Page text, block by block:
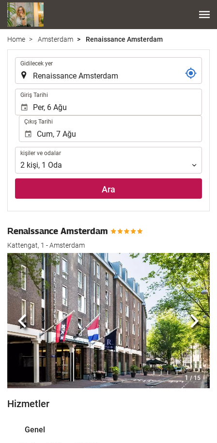
Home Amsterdam Renaissance Amsterdam
Gidilecek yer
Giriş Tarihi
Çıkış Tarihi
kişiler
ve
odalar
kişiler ve odalar
2 kişi, 1 Oda
Ara
Renaissance Amsterdam
Kattengat, 1 - Amsterdam
1 / 15
Önceki
Hizmetler
Genel